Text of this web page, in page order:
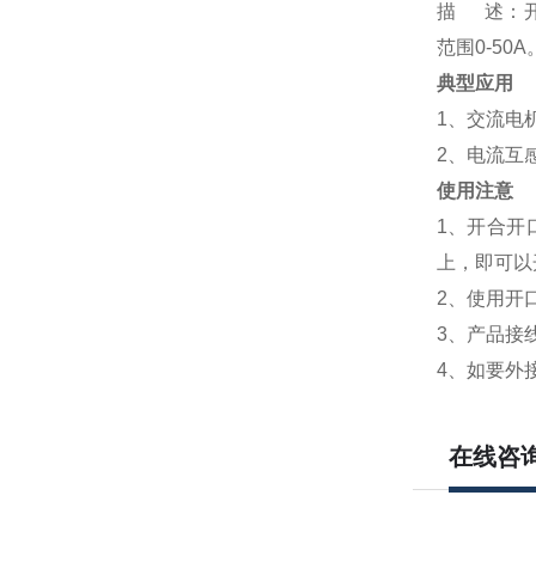
描 述：开
范围0-50A
典型应用
1、交流电
2、电流互
使用注意
1、开合开
上，即可
2、使用开
3、产品接
4、如要外
在线咨